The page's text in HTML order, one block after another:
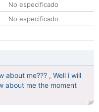
No especificado
No especificado
about me??? , Well i will
about me the moment